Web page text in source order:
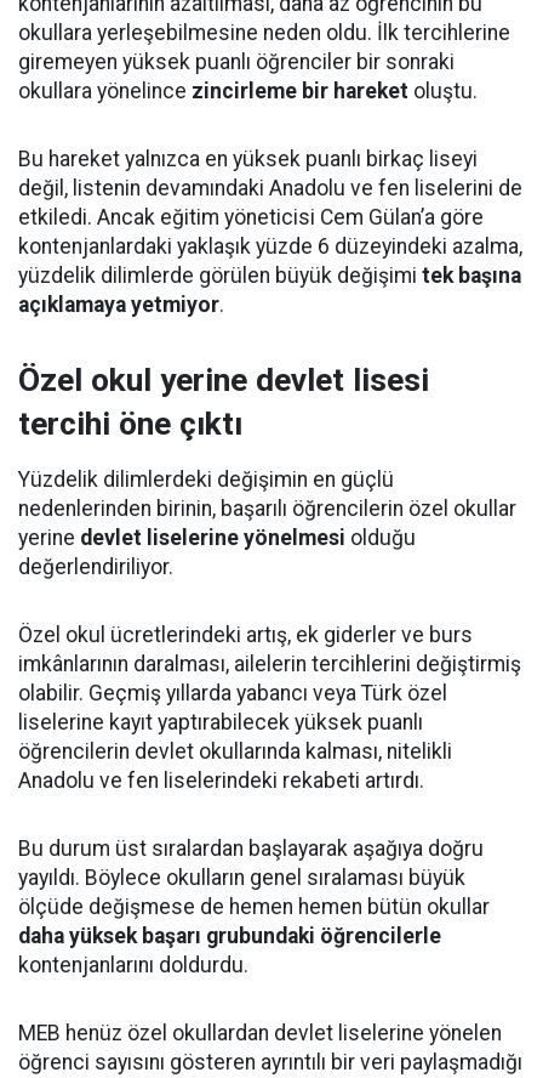
okullara yerleşebilmesine neden oldu. İlk tercihlerine
giremeyen yüksek puanlı öğrenciler bir sonraki
okullara yönelince zincirleme bir hareket oluştu.
Bu hareket yalnızca en yüksek puanlı birkaç liseyi
değil, listenin devamındaki Anadolu ve fen liselerini de
etkiledi. Ancak eğitim yöneticisi Cem Gülan’a göre
kontenjanlardaki yaklaşık yüzde 6 düzeyindeki azalma,
yüzdelik dilimlerde görülen büyük değişimi tek başına
açıklamaya yetmiyor.
Özel okul yerine devlet lisesi
tercihi öne çıktı
Yüzdelik dilimlerdeki değişimin en güçlü
nedenlerinden birinin, başarılı öğrencilerin özel okullar
yerine devlet liselerine yönelmesi olduğu
değerlendiriliyor.
Özel okul ücretlerindeki artış, ek giderler ve burs
imkânlarının daralması, ailelerin tercihlerini değiştirmiş
olabilir. Geçmiş yıllarda yabancı veya Türk özel
liselerine kayıt yaptırabilecek yüksek puanlı
öğrencilerin devlet okullarında kalması, nitelikli
Anadolu ve fen liselerindeki rekabeti artırdı.
Bu durum üst sıralardan başlayarak aşağıya doğru
yayıldı. Böylece okulların genel sıralaması büyük
ölçüde değişmese de hemen hemen bütün okullar
daha yüksek başarı grubundaki öğrencilerle
kontenjanlarını doldurdu.
MEB henüz özel okullardan devlet liselerine yönelen
öğrenci sayısını gösteren ayrıntılı bir veri paylaşmadığı